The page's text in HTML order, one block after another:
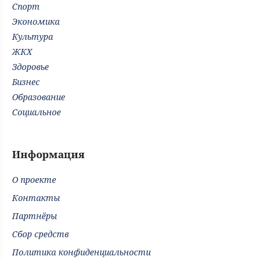
Спорт
Экономика
Культура
ЖКХ
Здоровье
Бизнес
Образование
Социальное
Информация
О проекте
Контакты
Партнёры
Сбор средств
Политика конфиденциальности